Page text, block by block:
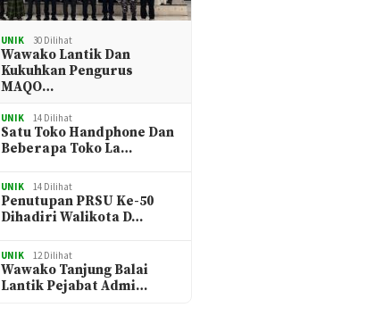
UNIK 30 Dilihat
Wawako Lantik Dan
Kukuhkan Pengurus
MAQO…
UNIK 14 Dilihat
Satu Toko Handphone Dan
Beberapa Toko La…
UNIK 14 Dilihat
Penutupan PRSU Ke-50
Dihadiri Walikota D…
UNIK 12 Dilihat
Wawako Tanjung Balai
Lantik Pejabat Admi…